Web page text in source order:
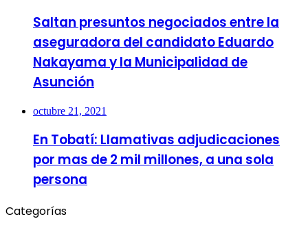
Saltan presuntos negociados entre la
aseguradora del candidato Eduardo
Nakayama y la Municipalidad de
Asunción
octubre 21, 2021
En Tobatí: Llamativas adjudicaciones
por mas de 2 mil millones, a una sola
persona
Categorías